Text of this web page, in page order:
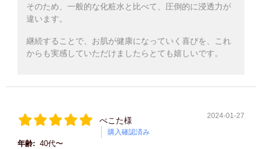
そのため、一般的な化粧水と比べて、圧倒的に浸透力が
違います。
継続することで、お肌が健康になっていく喜びを、これ
からも実感していただけましたらとても嬉しいです。
ぺこた様
購入確認済み
2024-01-27
年齢: 40代〜